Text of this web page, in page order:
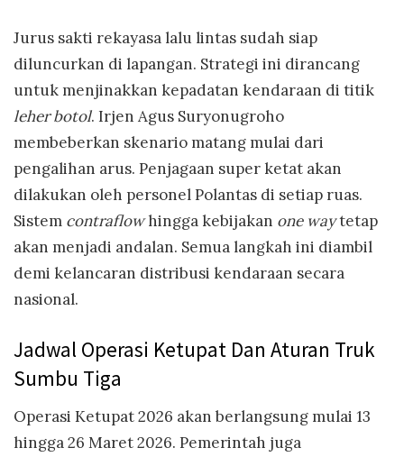
Jurus sakti rekayasa lalu lintas sudah siap
diluncurkan di lapangan. Strategi ini dirancang
untuk menjinakkan kepadatan kendaraan di titik
leher botol. Irjen Agus Suryonugroho
membeberkan skenario matang mulai dari
pengalihan arus. Penjagaan super ketat akan
dilakukan oleh personel Polantas di setiap ruas.
Sistem contraflowhingga kebijakan one waytetap
akan menjadi andalan. Semua langkah ini diambil
demi kelancaran distribusi kendaraan secara
nasional.
Jadwal Operasi Ketupat Dan Aturan Truk
Sumbu Tiga
Operasi Ketupat 2026 akan berlangsung mulai 13
hingga 26 Maret 2026. Pemerintah juga